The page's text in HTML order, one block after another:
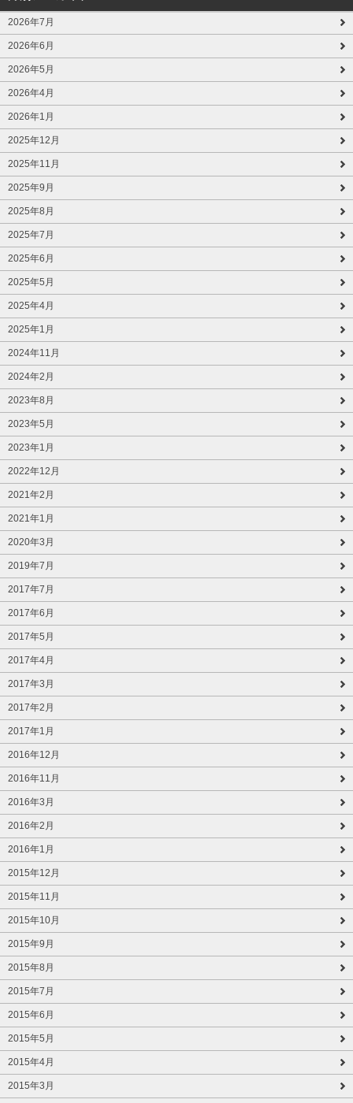
2026年7月
2026年6月
2026年5月
2026年4月
2026年1月
2025年12月
2025年11月
2025年9月
2025年8月
2025年7月
2025年6月
2025年5月
2025年4月
2025年1月
2024年11月
2024年2月
2023年8月
2023年5月
2023年1月
2022年12月
2021年2月
2021年1月
2020年3月
2019年7月
2017年7月
2017年6月
2017年5月
2017年4月
2017年3月
2017年2月
2017年1月
2016年12月
2016年11月
2016年3月
2016年2月
2016年1月
2015年12月
2015年11月
2015年10月
2015年9月
2015年8月
2015年7月
2015年6月
2015年5月
2015年4月
2015年3月